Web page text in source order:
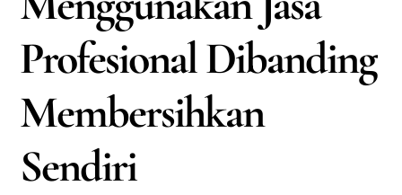
Profesional Dibanding
Membersihkan
Sendiri